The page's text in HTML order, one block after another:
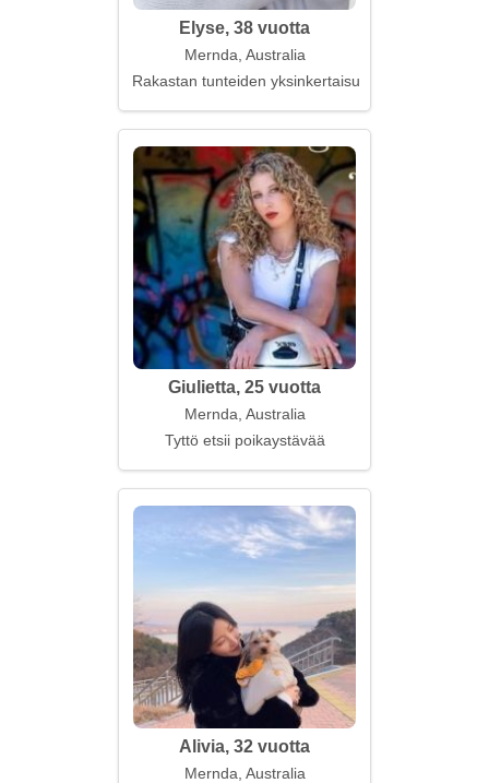
Elyse, 38 vuotta
Mernda, Australia
Rakastan tunteiden yksinkertaisuutta ja
Giulietta, 25 vuotta
Mernda, Australia
Tyttö etsii poikaystävää
Alivia, 32 vuotta
Mernda, Australia